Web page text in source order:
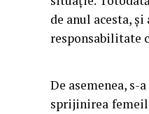
de anul acesta,
responsabilitate
De asemenea,
sprijinirea